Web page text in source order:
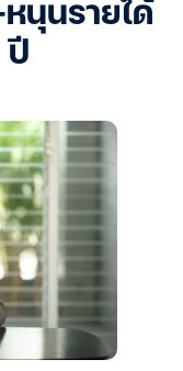
นุนรายได้
ปี